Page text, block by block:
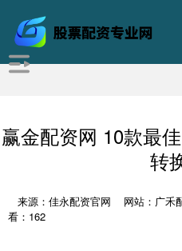
赢金配资网 10款最
转
来源：佳永配资官网 网站：广禾
看：162